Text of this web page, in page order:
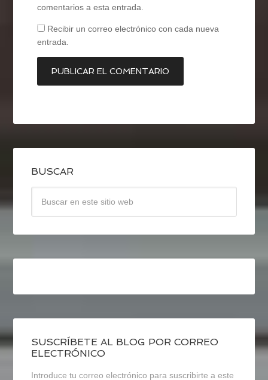
comentarios a esta entrada.
Recibir un correo electrónico con cada nueva
entrada.
BUSCAR
SUSCRÍBETE AL BLOG POR CORREO
ELECTRÓNICO
Introduce tu correo electrónico para suscribirte a este